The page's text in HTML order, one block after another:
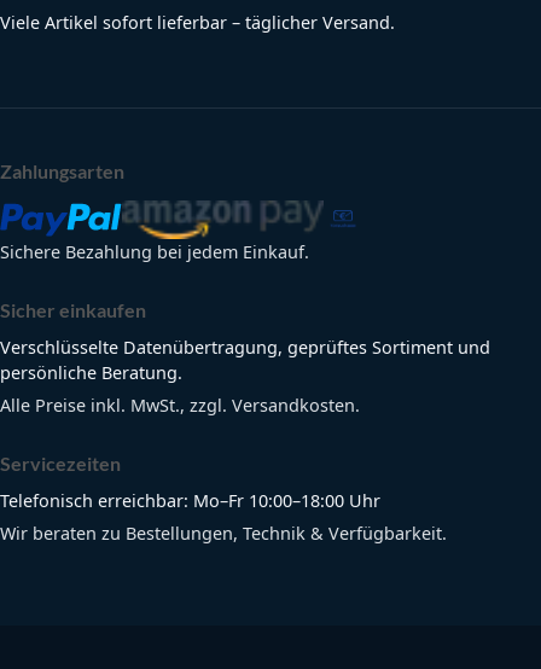
Viele Artikel sofort lieferbar – täglicher Versand.
Zahlungsarten
Sichere Bezahlung bei jedem Einkauf.
Sicher einkaufen
Verschlüsselte Datenübertragung, geprüftes Sortiment und
persönliche Beratung.
Alle Preise inkl. MwSt., zzgl. Versandkosten.
Servicezeiten
Telefonisch erreichbar: Mo–Fr 10:00–18:00 Uhr
Wir beraten zu Bestellungen, Technik & Verfügbarkeit.